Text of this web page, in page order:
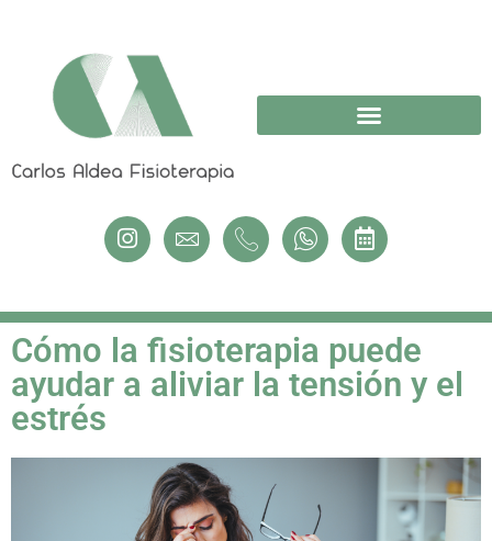
Cómo la fisioterapia puede
ayudar a aliviar la tensión y el
estrés